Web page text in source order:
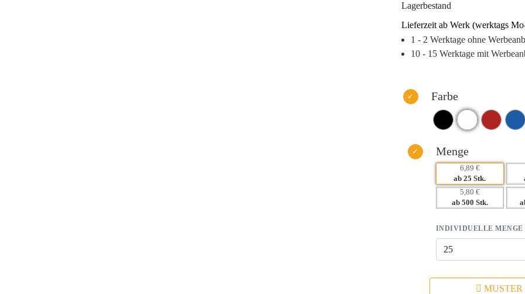
einzigartigen Werbeartikel, der
Alltag Ihrer Kunden und sorgt so
Warum dieses Produkt Ihre
– Vielfältige
– Starker Wiedererkennungswert
Lagerbestand
Lieferzeit ab Werk (werktags
1 - 2 Werktage ohne
10 - 15 Werktage mit
Farbe
Menge
6,89 €
ab 25 Stk.
5,80 €
ab 500 Stk.
INDIVIDUELLE MENGE
MUSTER